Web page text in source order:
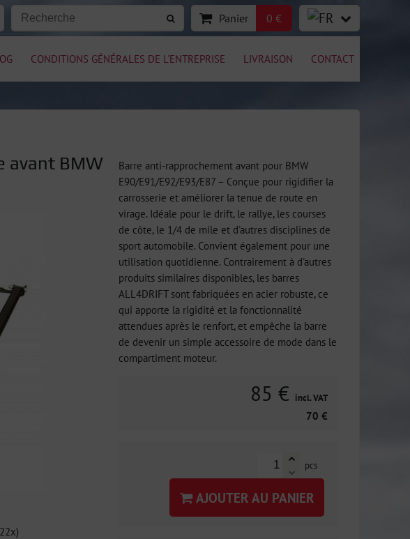
Panier 0 €
CONDITIONS GÉNÉRALES DE L'ENTREPRISE LIVRAISON CONTACT
avant BMW
22x)
Barre anti-rapprochement avant pour BMW
E90/E91/E92/E93/E87 – Conçue pour rigidifier la
carrosserie et améliorer la tenue de route en
virage. Idéale pour le drift, le rallye, les courses
de côte, le 1/4 de mile et d'autres disciplines de
sport automobile. Convient également pour une
utilisation quotidienne. Contrairement à d'autres
produits similaires disponibles, les barres
ALL4DRIFT sont fabriquées en acier robuste, ce
qui apporte la rigidité et la fonctionnalité
attendues après le renfort, et empêche la barre
de devenir un simple accessoire de mode dans le
compartiment moteur.
85 € incl. VAT
70 €
pcs
AJOUTER AU PANIER